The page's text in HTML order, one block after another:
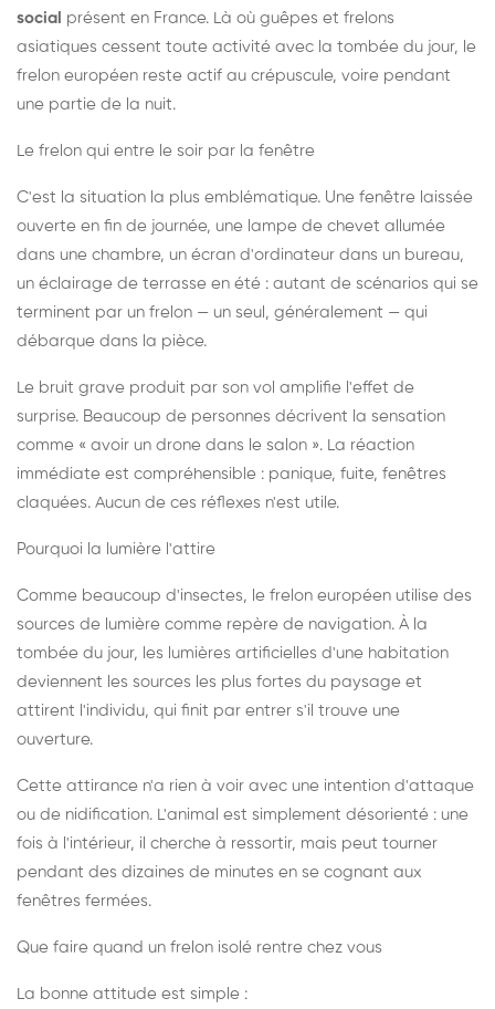
social présent en France. Là où guêpes et frelons
asiatiques cessent toute activité avec la tombée du jour, le
frelon européen reste actif au crépuscule, voire pendant
une partie de la nuit.
Le frelon qui entre le soir par la fenêtre
C'est la situation la plus emblématique. Une fenêtre laissée
ouverte en fin de journée, une lampe de chevet allumée
dans une chambre, un écran d'ordinateur dans un bureau,
un éclairage de terrasse en été : autant de scénarios qui se
terminent par un frelon — un seul, généralement — qui
débarque dans la pièce.
Le bruit grave produit par son vol amplifie l'effet de
surprise. Beaucoup de personnes décrivent la sensation
comme « avoir un drone dans le salon ». La réaction
immédiate est compréhensible : panique, fuite, fenêtres
claquées. Aucun de ces réflexes n'est utile.
Pourquoi la lumière l'attire
Comme beaucoup d'insectes, le frelon européen utilise des
sources de lumière comme repère de navigation. À la
tombée du jour, les lumières artificielles d'une habitation
deviennent les sources les plus fortes du paysage et
attirent l'individu, qui finit par entrer s'il trouve une
ouverture.
Cette attirance n'a rien à voir avec une intention d'attaque
ou de nidification. L'animal est simplement désorienté : une
fois à l'intérieur, il cherche à ressortir, mais peut tourner
pendant des dizaines de minutes en se cognant aux
fenêtres fermées.
Que faire quand un frelon isolé rentre chez vous
La bonne attitude est simple :